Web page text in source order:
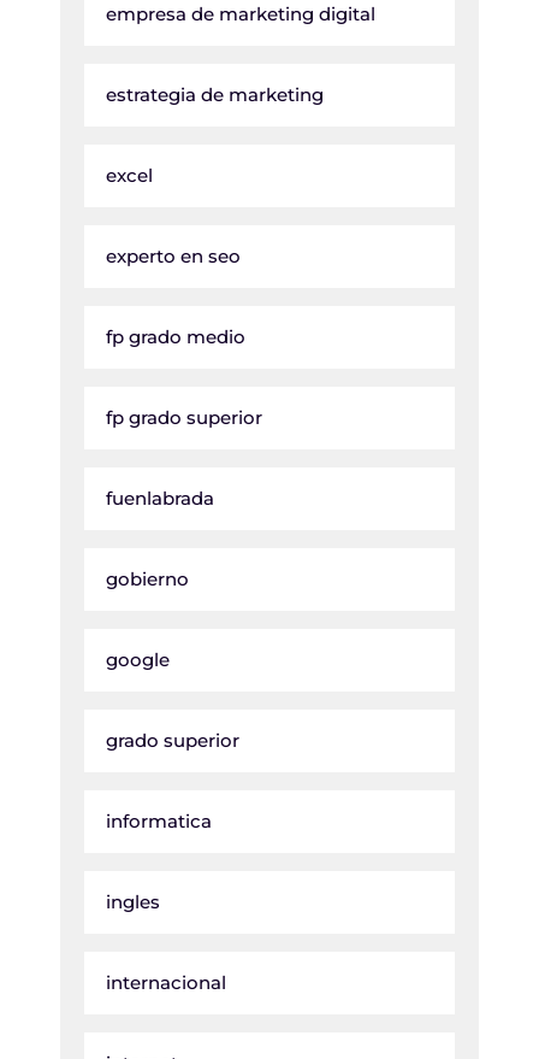
empresa de marketing digital
estrategia de marketing
excel
experto en seo
fp grado medio
fp grado superior
fuenlabrada
gobierno
google
grado superior
informatica
ingles
internacional